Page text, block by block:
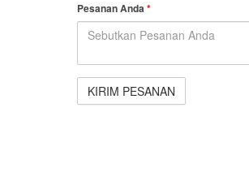
Pesanan Anda*